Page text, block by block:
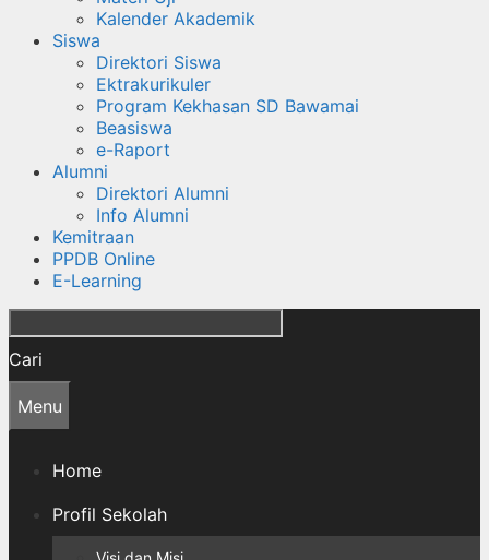
Kalender Akademik
Siswa
Direktori Siswa
Ektrakurikuler
Program Kekhasan SD Bawamai
Beasiswa
e-Raport
Alumni
Direktori Alumni
Info Alumni
Kemitraan
PPDB Online
E-Learning
Cari
Menu
Home
Profil Sekolah